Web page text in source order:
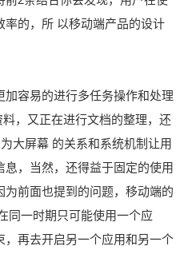
率的，所 以移动端产品的设计
容易的进行多任务操作和处理
，又正在进行文档的整理，还
大屏幕 的关系和系统机制让用
，当然，还得益于固定的使用
前面也提到的问题，移动端的
同一时期只可能使用一个应
，再去开启另一个应用和另一个